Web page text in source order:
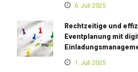
6. Juli 2025
Rechtzeitige und
Eventplanung mit
1. Juli 2025